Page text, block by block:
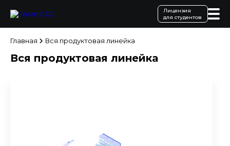
Лицензия
для студентов
Главная Вся продуктовая линейка
Вся продуктовая линейка